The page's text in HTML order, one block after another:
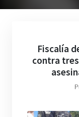
Fiscalía
contra